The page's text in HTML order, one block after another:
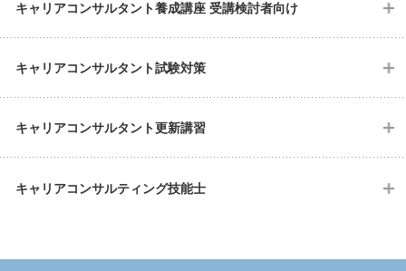
キャリアコンサルタント養成講座 受講検討者向け
キャリアコンサルタント試験対策
キャリアコンサルタント更新講習
キャリアコンサルティング技能士